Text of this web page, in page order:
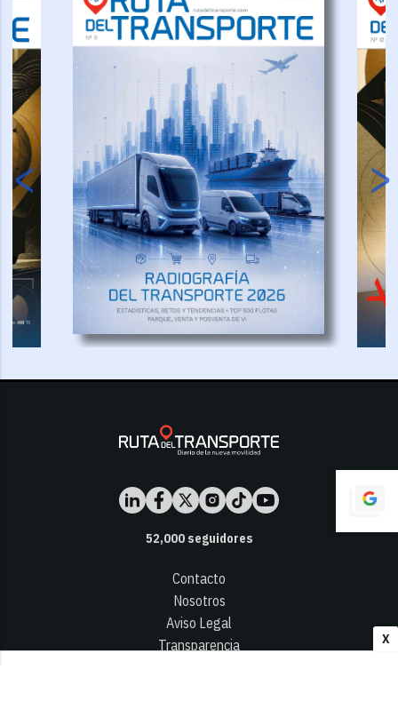
X
52,000seguidores
Contacto
Nosotros
Aviso Legal
Transparencia